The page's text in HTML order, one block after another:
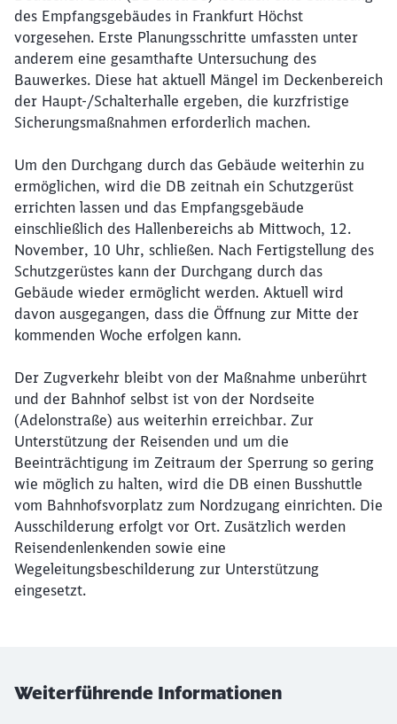
des Empfangsgebäudes in Frankfurt Höchst
vorgesehen. Erste Planungsschritte umfassten unter
anderem eine gesamthafte Untersuchung des
Bauwerkes. Diese hat aktuell Mängel im Deckenbereich
der Haupt-/Schalterhalle ergeben, die kurzfristige
Sicherungsmaßnahmen erforderlich machen.
Um den Durchgang durch das Gebäude weiterhin zu
ermöglichen, wird die DB zeitnah ein Schutzgerüst
errichten lassen und das Empfangsgebäude
einschließlich des Hallenbereichs ab Mittwoch, 12.
November, 10 Uhr, schließen. Nach Fertigstellung des
Schutzgerüstes kann der Durchgang durch das
Gebäude wieder ermöglicht werden. Aktuell wird
davon ausgegangen, dass die Öffnung zur Mitte der
kommenden Woche erfolgen kann.
Der Zugverkehr bleibt von der Maßnahme unberührt
und der Bahnhof selbst ist von der Nordseite
(Adelonstraße) aus weiterhin erreichbar. Zur
Unterstützung der Reisenden und um die
Beeinträchtigung im Zeitraum der Sperrung so gering
wie möglich zu halten, wird die DB einen Busshuttle
vom Bahnhofsvorplatz zum Nordzugang einrichten. Die
Ausschilderung erfolgt vor Ort. Zusätzlich werden
Reisendenlenkenden sowie eine
Wegeleitungsbeschilderung zur Unterstützung
eingesetzt.
Weiterführende Informationen
Möchten Sie zuweitergeleitet
werden?
Abbrechen Weiter